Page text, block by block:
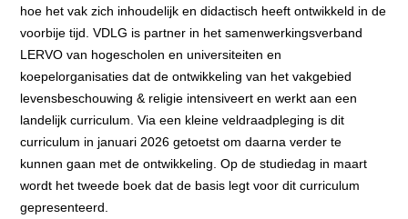
hoe het vak zich inhoudelijk en didactisch heeft ontwikkeld in de
voorbije tijd. VDLG is partner in het samenwerkingsverband
LERVO van hogescholen en universiteiten en
koepelorganisaties dat de ontwikkeling van het vakgebied
levensbeschouwing & religie intensiveert en werkt aan een
landelijk curriculum. Via een kleine veldraadpleging is dit
curriculum in januari 2026 getoetst om daarna verder te
kunnen gaan met de ontwikkeling. Op de studiedag in maart
wordt het tweede boek dat de basis legt voor dit curriculum
gepresenteerd.